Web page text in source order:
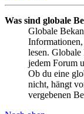
Was sind globale
Globale
lesen. Globale
jedem Forum
Ob du eine
nicht, hängt
vergebenen